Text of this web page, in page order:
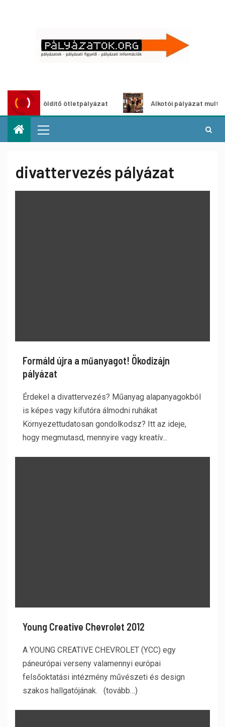
ötletpályázat Alkotói pályázat multimédia-
divattervezés pályázat
Formáld újra a műanyagot! Ökodizájn
pályázat
Érdekel a divattervezés? Műanyag alapanyagokból
is képes vagy kifutóra álmodni ruhákat
Környezettudatosan gondolkodsz? Itt az ideje,
hogy megmutasd, mennyire vagy kreatív...
Young Creative Chevrolet 2012
A YOUNG CREATIVE CHEVROLET (YCC) egy
páneurópai verseny valamennyi európai
felsőoktatási intézmény művészeti és design
szakos hallgatójának. (tovább…)